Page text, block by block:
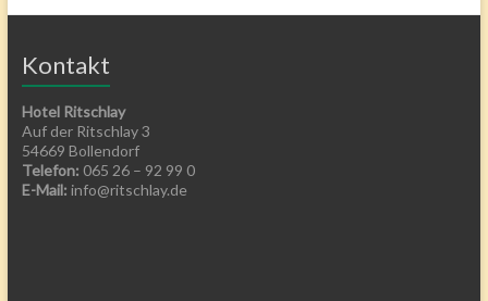
Kontakt
Hotel Ritschlay
Auf der Ritschlay 3
54669 Bollendorf
Telefon: 065 26 – 92 99 0
E-Mail: info@ritschlay.de